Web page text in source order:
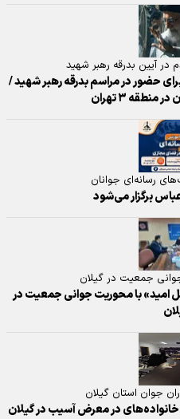
آیین بدرقه رهبر شهید
حضور در مراسم بدرقه رهبر شهید /
۳ تهران
رسانه‌ای جوانان
برگزار می‌شود
جمعیت در گیلان
امید» با محوریت جوانی جمعیت در
جوان استان گیلان
خانواده‌های در معرض آسیب در گیلان